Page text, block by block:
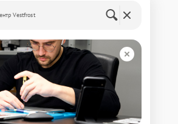
Vestfrost